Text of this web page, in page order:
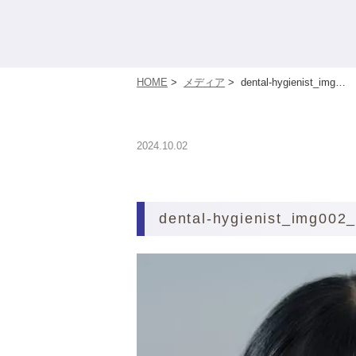
HOME > メディア > dental-hygienist_img…
2024.10.02
dental-